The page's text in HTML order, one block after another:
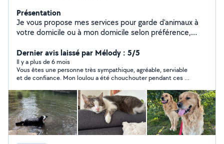
Présentation
Je vous propose mes services pour garde d'animaux à
votre domicile ou à mon domicile selon préférence,
N'hésitez pas à m'envoyer un message pour plus de
renseignements
Dernier avis laissé par Mélody : 5/5
Il y a plus de 6 mois
Vous êtes une personne très sympathique, agréable, serviable
et de confiance. Mon loulou a été chouchouter pendant ces 5
merci pour tout et a vendredi pour les retrouvailles ;)